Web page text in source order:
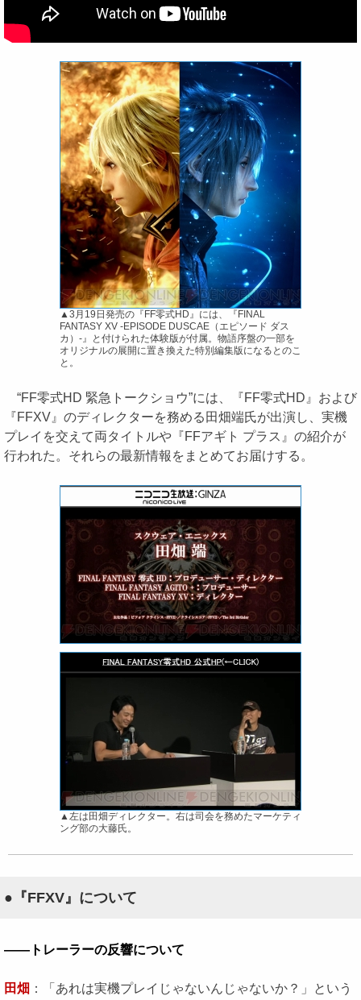
▲3月19日発売の『FF零式HD』には、『FINAL
FANTASY XV ‐EPISODE DUSCAE（エピソード ダス
カ）‐』と付けられた体験版が付属。物語序盤の一部を
オリジナルの展開に置き換えた特別編集版になるとのこ
と。
“FF零式HD 緊急トークショウ”には、『FF零式HD』および
『FFXV』のディレクターを務める田畑端氏が出演し、実機
プレイを交えて両タイトルや『FFアギト プラス』の紹介が
行われた。それらの最新情報をまとめてお届けする。
▲左は田畑ディレクター。右は司会を務めたマーケティ
ング部の大藤氏。
●『FFXV』について
――トレーラーの反響について
田畑 ：「あれは実機プレイじゃないんじゃないか？」という